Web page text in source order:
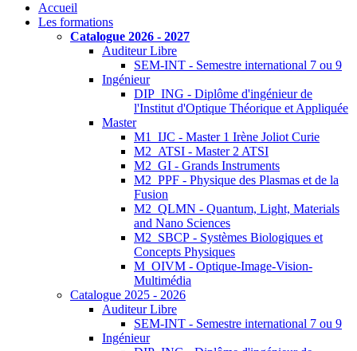
Accueil
Les formations
Catalogue 2026 - 2027
Auditeur Libre
SEM-INT - Semestre international 7 ou 9
Ingénieur
DIP_ING - Diplôme d'ingénieur de
l'Institut d'Optique Théorique et Appliquée
Master
M1_IJC - Master 1 Irène Joliot Curie
M2_ATSI - Master 2 ATSI
M2_GI - Grands Instruments
M2_PPF - Physique des Plasmas et de la
Fusion
M2_QLMN - Quantum, Light, Materials
and Nano Sciences
M2_SBCP - Systèmes Biologiques et
Concepts Physiques
M_OIVM - Optique-Image-Vision-
Multimédia
Catalogue 2025 - 2026
Auditeur Libre
SEM-INT - Semestre international 7 ou 9
Ingénieur